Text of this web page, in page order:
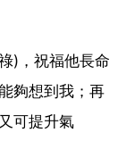
)，祝福他長命
夠想到我；再
可提升氣